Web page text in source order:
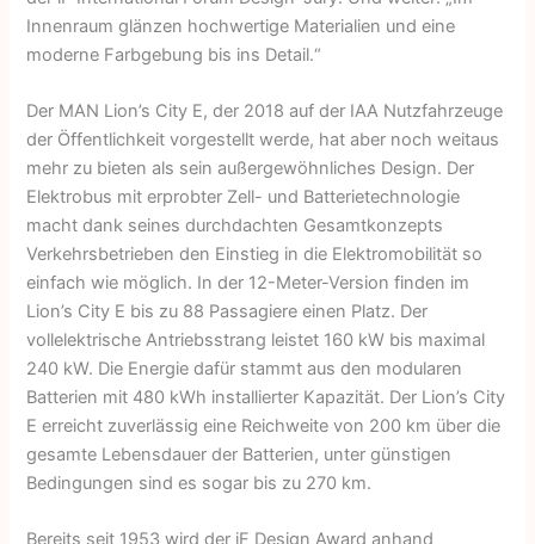
Innenraum glänzen hochwertige Materialien und eine
moderne Farbgebung bis ins Detail.“
Der MAN Lion’s City E, der 2018 auf der IAA Nutzfahrzeuge
der Öffentlichkeit vorgestellt werde, hat aber noch weitaus
mehr zu bieten als sein außergewöhnliches Design. Der
Elektrobus mit erprobter Zell- und Batterietechnologie
macht dank seines durchdachten Gesamtkonzepts
Verkehrsbetrieben den Einstieg in die Elektromobilität so
einfach wie möglich. In der 12-Meter-Version finden im
Lion’s City E bis zu 88 Passagiere einen Platz. Der
vollelektrische Antriebsstrang leistet 160 kW bis maximal
240 kW. Die Energie dafür stammt aus den modularen
Batterien mit 480 kWh installierter Kapazität. Der Lion’s City
E erreicht zuverlässig eine Reichweite von 200 km über die
gesamte Lebensdauer der Batterien, unter günstigen
Bedingungen sind es sogar bis zu 270 km.
Bereits seit 1953 wird der iF Design Award anhand